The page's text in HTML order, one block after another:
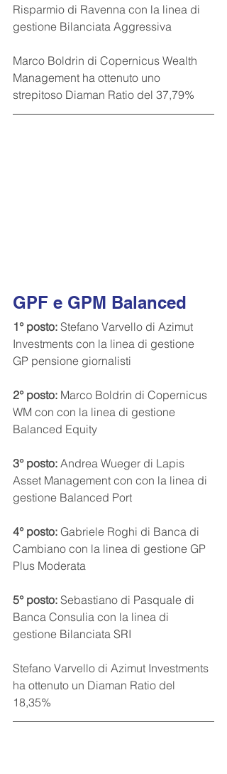
Risparmio di Ravenna con la linea di
gestione Bilanciata Aggressiva
Marco Boldrin di Copernicus Wealth
Management ha ottenuto uno
strepitoso Diaman Ratio del 37,79%
GPF e GPM Balanced
1° posto: Stefano Varvello di Azimut
Investments con la linea di gestione
GP pensione giornalisti
2° posto: Marco Boldrin di Copernicus
WM con con la linea di gestione
Balanced Equity
3° posto: Andrea Wueger di Lapis
Asset Management con con la linea di
gestione Balanced Port
4° posto: Gabriele Roghi di Banca di
Cambiano con la linea di gestione GP
Plus Moderata
5° posto: Sebastiano di Pasquale di
Banca Consulia con la linea di
gestione Bilanciata SRI
Stefano Varvello di Azimut Investments
ha ottenuto un Diaman Ratio del
18,35%